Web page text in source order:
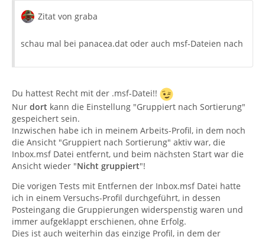
Zitat von graba
schau mal bei panacea.dat oder auch msf-Dateien nach
Du hattest Recht mit der .msf-Datei!!
Nur dort kann die Einstellung "Gruppiert nach Sortierung"
gespeichert sein.
Inzwischen habe ich in meinem Arbeits-Profil, in dem noch
die Ansicht "Gruppiert nach Sortierung" aktiv war, die
Inbox.msf Datei entfernt, und beim nächsten Start war die
Ansicht wieder "Nicht gruppiert"!
Die vorigen Tests mit Entfernen der Inbox.msf Datei hatte
ich in einem Versuchs-Profil durchgeführt, in dessen
Posteingang die Gruppierungen widerspenstig waren und
immer aufgeklappt erschienen, ohne Erfolg.
Dies ist auch weiterhin das einzige Profil, in dem der